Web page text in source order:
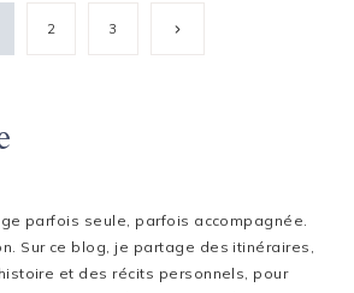
2 3
Page
parfois seule, parfois accompagnée.
Sur ce blog, je partage des itinéraires,
et des récits personnels, pour